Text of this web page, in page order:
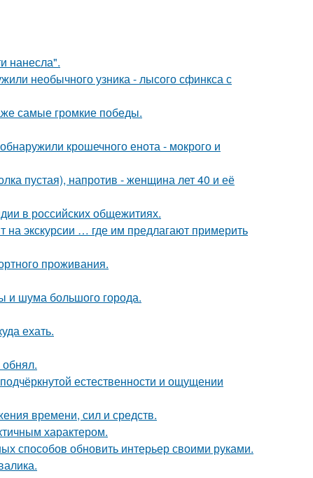
нанесла".
необычного узника - лысого сфинкса с
самые громкие победы.
крошечного енота - мокрого и
пустая), напротив - женщина лет 40 и её
в российских общежитиях.
на экскурсии … где им предлагают примерить
проживания.
и шума большого города.
ехать.
естественности и ощущении
времени, сил и средств.
характером.
способов обновить интерьер своими руками.